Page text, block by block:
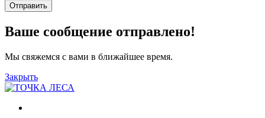
Отправить
Ваше сообщение отправлено!
Мы свяжемся с вами в ближайшее время.
Закрыть